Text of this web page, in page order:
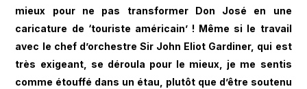
mieux pour ne pas transformer Don José en une
caricature de ‘touriste américain’ ! Même si le travail
avec le chef d’orchestre Sir John Eliot Gardiner, qui est
très exigeant, se déroula pour le mieux, je me sentis
comme étouffé dans un étau, plutôt que d’être soutenu